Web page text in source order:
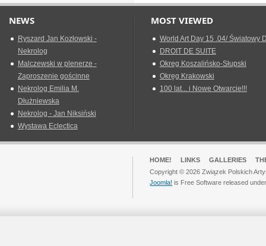
NEWS
Ryszard Jan Kozłowski -
Nekrolog
Malczewski w plenerze -
Zaproszenie gościnne
Nekrolog Emilia M.
Dłużniewska
Nekrolog - Jan Niksiński
Wystawa Eclectica
MOST VIEWED
World Art Day 15 .04/ Światowy
DROIT DE SUITE
Okreg Koszalińsko-Słupski
Okręg Krakowski
100 lat... i Nowe Otwarcie!!!
HOME! LINKS GALLERIES
Copyright © 2026 Związek Polskich
Joomla! is Free Software released